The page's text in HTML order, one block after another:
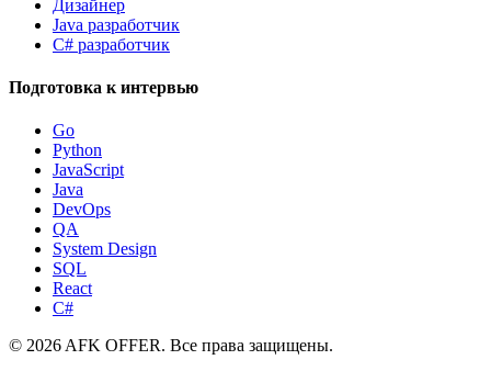
Дизайнер
Java разработчик
C# разработчик
Подготовка к интервью
Go
Python
JavaScript
Java
DevOps
QA
System Design
SQL
React
C#
© 2026AFK OFFER. Все права защищены.